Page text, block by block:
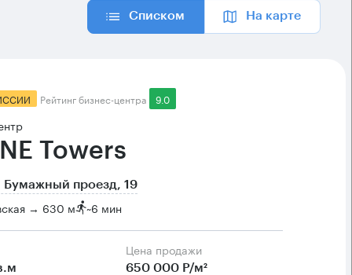
Списком На карте
Рейтинг бизнес-центра 9.0
Towers
Бумажный проезд, 19
→ 630 м ~6 мин
Цена продажи
650 000 Р/м²